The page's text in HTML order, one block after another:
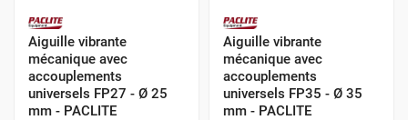
Aiguille vibrante
mécanique avec
accouplements
universels FP27 - Ø 25
mm - PACLITE
Aiguille vibrante
mécanique avec
accouplements
universels FP35 - Ø 35
mm - PACLITE